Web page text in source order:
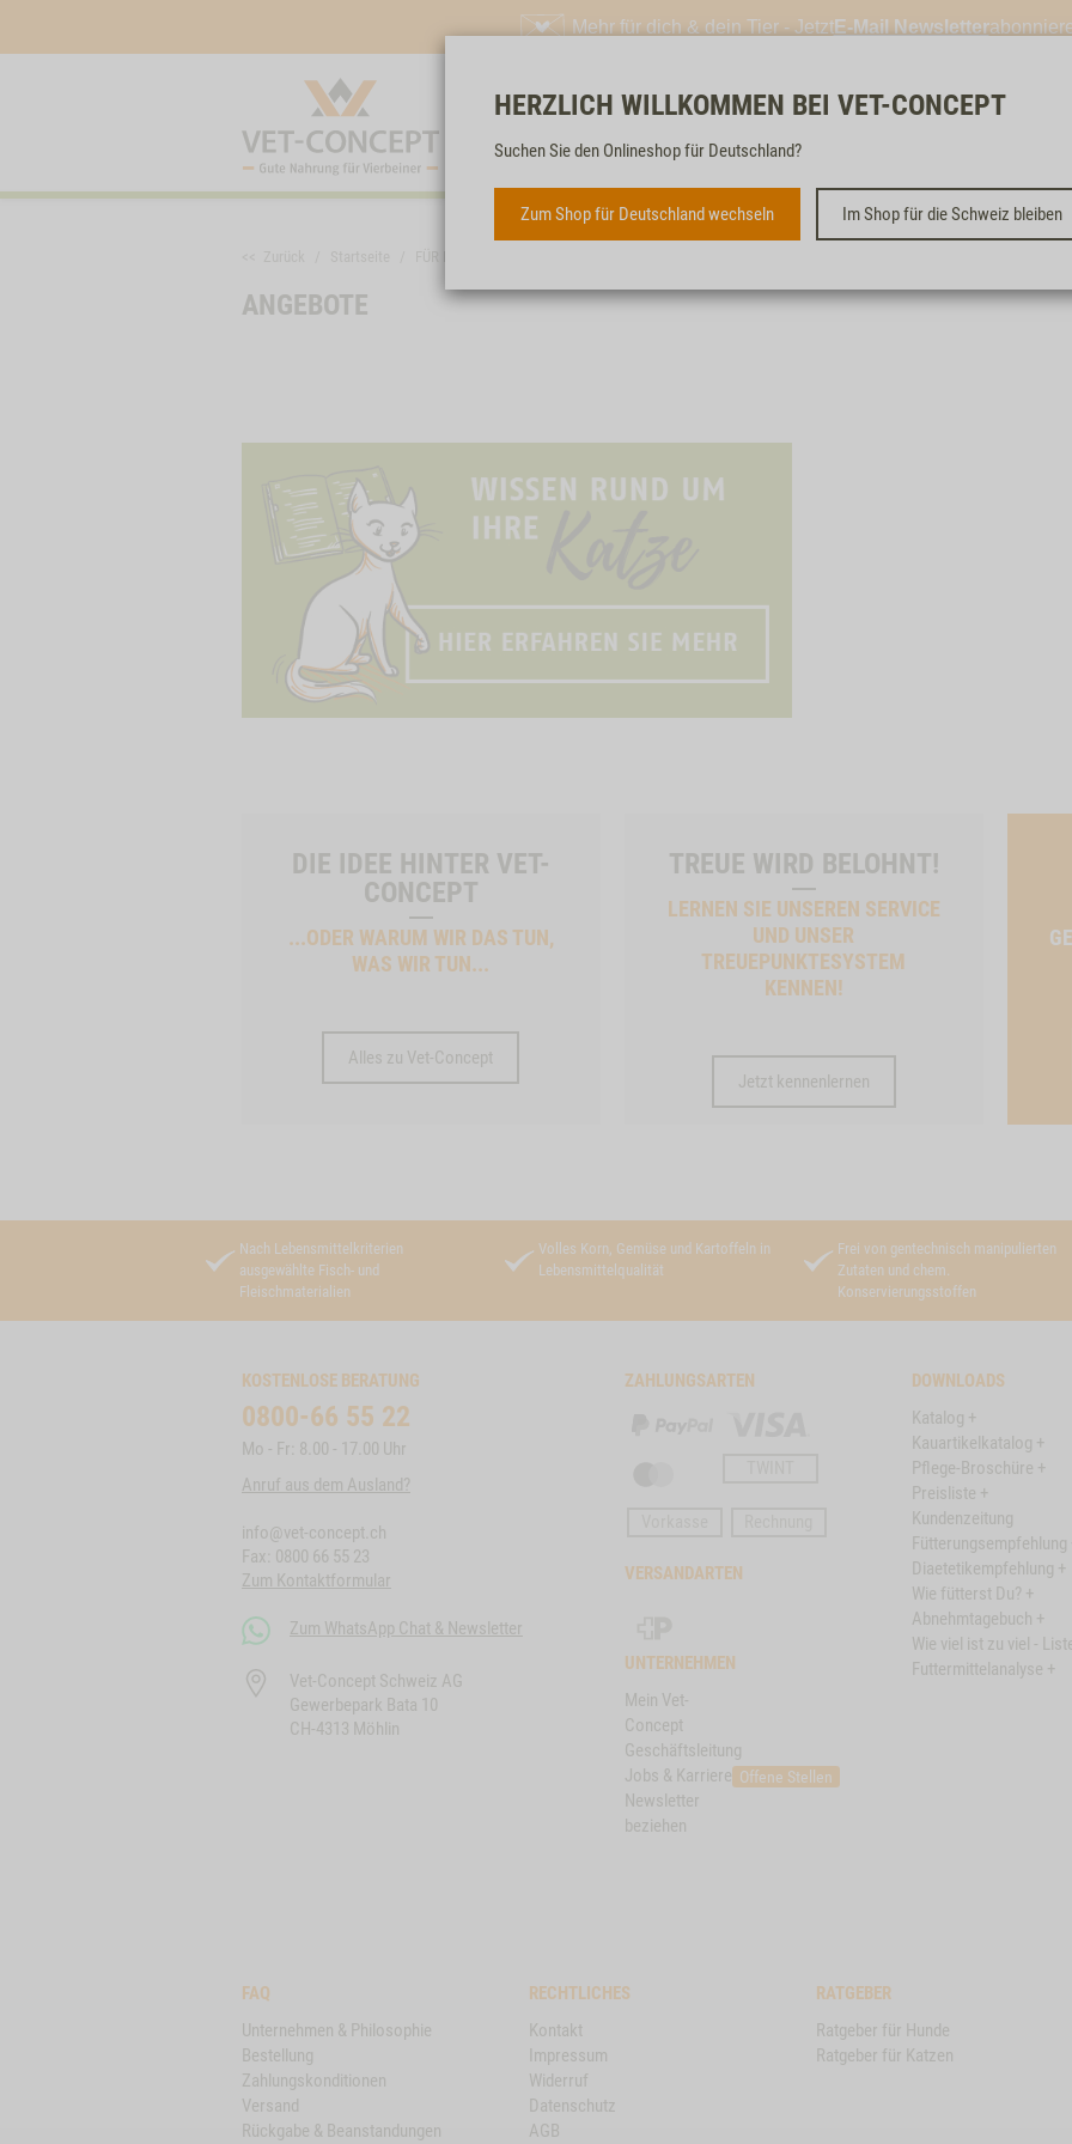
Mehr für dich & dein Tier - JetztE-Mail Newsletter
Kostenloser & schneller
HERZLICH WILLKOMMEN BEI VET-CONCEPT
Suchen Sie den Onlineshop für Deutschland?
Zum Shop für Deutschland wechseln Im Shop für die Schweiz bleiben
ANGEBOTE
DIE IDEE HINTER VET-
CONCEPT
...ODER WARUM WIR DAS TUN,
WAS WIR TUN...
Alles zu Vet-Concept
TREUE WIRD BELOHNT!
LERNEN SIE UNSEREN SERVICE
UND UNSER
TREUEPUNKTESYSTEM
KENNEN!
Jetzt kennenlernen
Nach Lebensmittelkriterien
ausgewählte Fisch- und
Fleischmaterialien
Volles Korn, Gemüse und Kartoffeln in
Lebensmittelqualität
Frei von gentechnisch manipulierten
Zutaten und chem.
Konservierungsstoffen
KOSTENLOSE BERATUNG
0800-66 55 22
Mo - Fr: 8.00 - 17.00 Uhr
Anruf aus dem Ausland?
info@vet-concept.ch
Fax: 0800 66 55 23
Zum Kontaktformular
Zum WhatsApp Chat & Newsletter
Vet-Concept Schweiz AG
Gewerbepark Bata 10
CH-4313 Möhlin
ZAHLUNGSARTEN
VERSANDARTEN
DOWNLOADS
Katalog +
Kauartikelkatalog +
Pflege-Broschüre +
Preisliste +
Kundenzeitung
Fütterungsempfehlung
Diaetetikempfehlung +
Wie fütterst Du? +
Abnehmtagebuch +
Wie viel ist zu viel -
Futtermittelanalyse +
UNTERNEHMEN
Mein Vet-
Concept
Geschäftsleitung
Jobs & Karriere Offene Stellen
Newsletter
beziehen
FAQ
Unternehmen & Philosophie
Bestellung
Zahlungskonditionen
Versand
Rückgabe & Beanstandungen
RECHTLICHES
Kontakt
Impressum
Widerruf
Datenschutz
AGB
RATGEBER
Ratgeber für Hunde
Ratgeber für Katzen